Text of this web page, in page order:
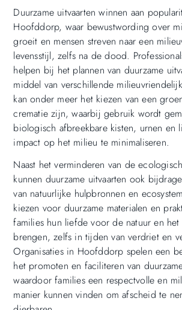
Duurzame uitvaarten winnen aan
Hoofddorp, waar bewustwording over
groeit en mensen streven naar een
levensstijl, zelfs na de dood.
helpen bij het plannen van duurzame
middel van verschillende
kan onder meer het kiezen van een
crematie zijn, waarbij gebruik wordt
biologisch afbreekbare kisten, urnen en
impact op het milieu te minimaliseren.
Naast het verminderen van de
kunnen duurzame uitvaarten ook
van natuurlijke hulpbronnen en
kiezen voor duurzame materialen en
families hun liefde voor de natuur en
brengen, zelfs in tijden van verdriet en
Organisaties in Hoofddorp spelen een
het promoten en faciliteren van
waardoor families een respectvolle en
manier kunnen vinden om afscheid te